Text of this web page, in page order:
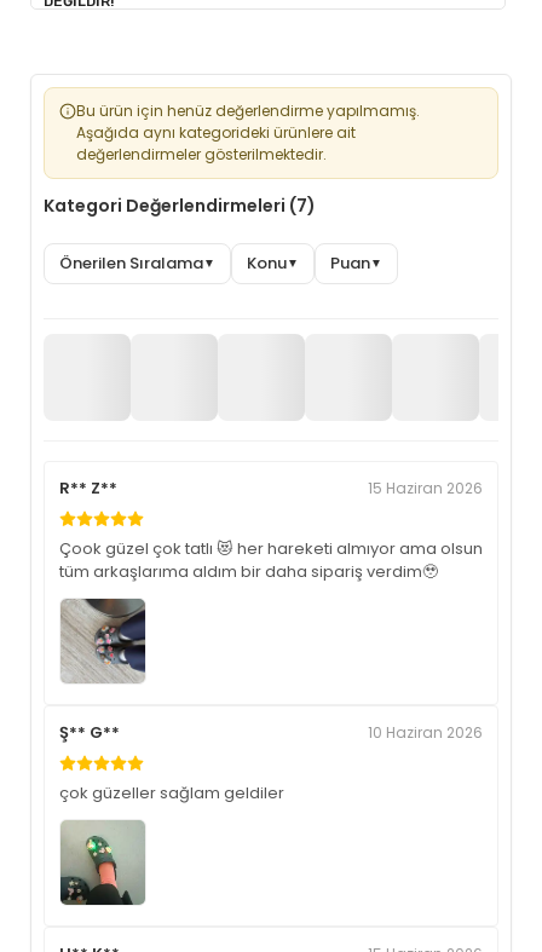
Bu ürün için henüz değerlendirme yapılmamış.
Aşağıda aynı kategorideki ürünlere ait
değerlendirmeler gösterilmektedir.
Kategori Değerlendirmeleri (7)
Önerilen Sıralama▼ Konu▼ Puan▼
R** Z** 15 Haziran 2026
Çook güzel çok tatlı 😻 her hareketi almıyor ama olsun
tüm arkaşlarıma aldım bir daha sipariş verdim🥹
Ş** G** 10 Haziran 2026
çok güzeller sağlam geldiler